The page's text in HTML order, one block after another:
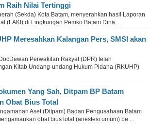
Raih Nilai Tertinggi
(Sekda) Kota Batam, menyerahkan hasil Laporan
(LAKI) di Lingkungan Pemko Batam.Dina ...
Meresahkan Kalangan Pers, SMSI akan
Perwakilan Rakyat (DPR) telah
Kitab Undang-undang Hukum Pidana (RKUHP)
Yang Sah, Ditpam BP Batam
Obat Bius Total
Aset (Ditpam) Badan Pengusahaan Batam
obat bius total (anestesi umum) be ...